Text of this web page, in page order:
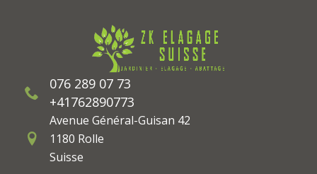
076 289 07 73
+41762890773
Avenue Général-Guisan 42
1180 Rolle
Suisse